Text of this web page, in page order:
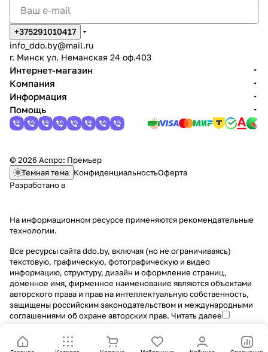
+375291010417
info_ddo.by@mail.ru
г. Минск ул. Неманская 24 оф.403
Интернет-магазин
Компания
Информация
Помощь
© 2026 Аспро: Премьер
Темная тема КонфиденциальностьОферта
Разработано в
На информационном ресурсе применяются рекомендательные
технологии.
Все ресурсы сайта ddo.by, включая (но не ограничиваясь)
текстовую, графическую, фотографическую и видео
информацию, структуру, дизайн и оформление страниц,
доменное имя, фирменное наименование являются объектами
авторского права и прав на интеллектуальную собственность,
защищены российским законодательством и международными
соглашениями об охране авторских прав. Читать далее